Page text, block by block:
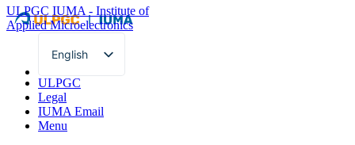
ULPGC IUMA - Institute of
Applied Microelectronics
English
Spanish
ULPGC
Legal
IUMA Email
Menu